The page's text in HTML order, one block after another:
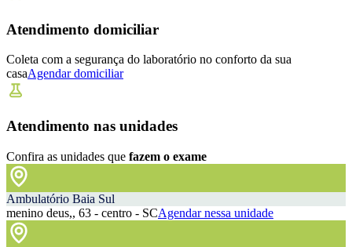
Atendimento domiciliar
Coleta com a segurança do laboratório no conforto da sua
casaAgendar domiciliar
Atendimento nas unidades
Confira as unidades que fazem o exame
Ambulatório Baia Sul
menino deus,, 63 - centro - SCAgendar nessa unidade